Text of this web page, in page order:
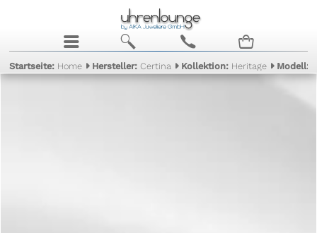
j b c n
Startseite: Home Hersteller:Certina Kollektion: Heritage Modell: